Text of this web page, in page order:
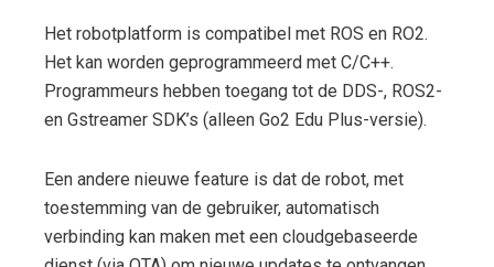
Het robotplatform is compatibel met ROS en RO2.
Het kan worden geprogrammeerd met C/C++.
Programmeurs hebben toegang tot de DDS-, ROS2-
en Gstreamer SDK’s (alleen Go2 Edu Plus-versie).
Een andere nieuwe feature is dat de robot, met
toestemming van de gebruiker, automatisch
verbinding kan maken met een cloudgebaseerde